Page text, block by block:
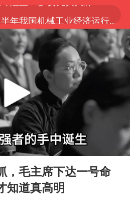
朱雨玲晋级WTT横滨冠军赛女单八强
女子开一天一夜空调后二氧化碳中毒
美国将对多晶硅衍生品加征15%关税
泰国校园枪击案死亡人数升至7人
第一高价股今日打新
后的“青海拉面”店
教育发布“自曝式”公开信
，毛主席下达一号命
知道真高明